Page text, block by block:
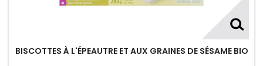
BISCOTTES À L'ÉPEAUTRE ET AUX GRAINES DE SÉSAME BIO